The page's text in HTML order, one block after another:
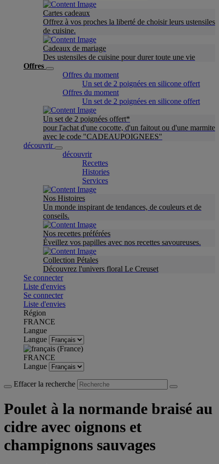
Cartes cadeaux
Offrez à vos proches la liberté de choisir leurs ustensiles
de cuisine.
Cadeaux de mariage
Des ustensiles de cuisine pour durer toute une vie
Offres
Offres du moment
Un set de 2 poignées en silicone offert
Offres du moment
Un set de 2 poignées en silicone offert
Un set de 2 poignées offert*
pour l'achat d'une cocotte, d'un faitout ou d'une marmite
avec le code "CADEAUPOIGNEES"
découvrir
découvrir
Recettes
Histories
Services
Nos Histoires
Un monde inspirant de tendances, de couleurs et de
conseils.
Nos recettes préférées
Éveillez vos papilles avec nos recettes savoureuses.
Collection Pétales
Découvrez l'univers floral Le Creuset
Se connecter
Liste d'envies
Se connecter
Liste d'envies
Région
FRANCE
Langue
Langue
FRANCE
Langue
Effacer la recherche
Poulet à la normande braisé au
cidre avec oignons et
champignons sauvages